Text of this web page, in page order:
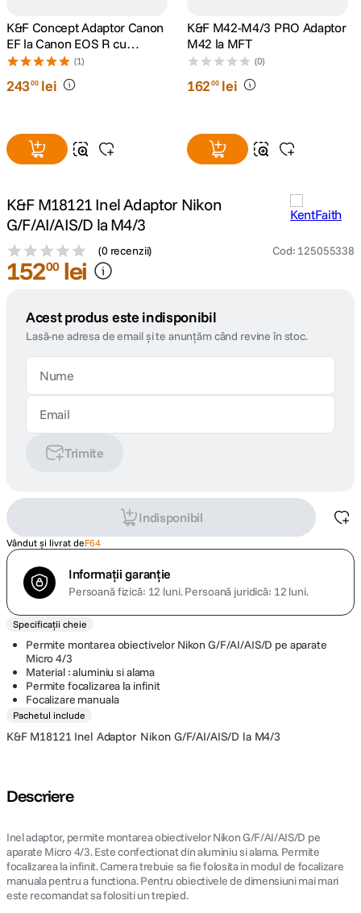
9. dji mic mini
10. dji osmo
K&F Concept Adaptor Canon
EF la Canon EOS R cu
autofocus
(1)
24300 lei
K&F M42-M4/3 PRO Adaptor
M42 la MFT
(0)
16200 lei
K&F M18121 Inel Adaptor Nikon
G/F/AI/AIS/D la M4/3
(0 recenzii) Cod: 125055338
15200 lei
Acest produs este indisponibil
Lasă-ne adresa de email și te anunțăm când revine în stoc.
Trimite
Indisponibil
Vândut și livrat deF64
Informații garanție
Persoană fizică: 12 luni.Persoană juridică: 12 luni.
Specificații cheie
Permite montarea obiectivelor Nikon G/F/AI/AIS/D pe aparate
Micro 4/3
Material : aluminiu si alama
Permite focalizarea la infinit
Focalizare manuala
Pachetul include
K&F M18121 Inel Adaptor Nikon G/F/AI/AIS/D la M4/3
Descriere
Inel adaptor, permite montarea obiectivelor Nikon G/F/AI/AIS/D pe
aparate Micro 4/3. Este confectionat din aluminiu si alama. Permite
focalizarea la infinit. Camera trebuie sa fie folosita in modul de focalizare
manuala pentru a functiona. Pentru obiectivele de dimensiuni mai mari
este recomandat sa folositi un trepied.